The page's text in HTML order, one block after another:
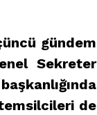
gündem
Sekreter
de